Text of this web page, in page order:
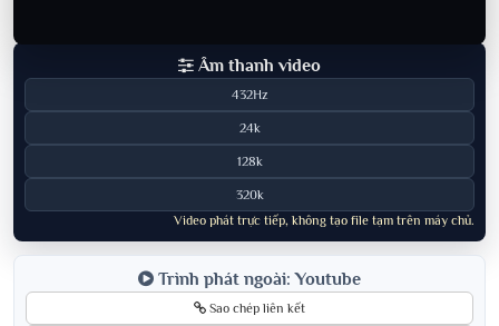
Âm thanh video
432Hz
24k
128k
320k
Video phát trực tiếp, không tạo file tạm trên máy chủ.
Trình phát ngoài: Youtube
Sao chép liên kết